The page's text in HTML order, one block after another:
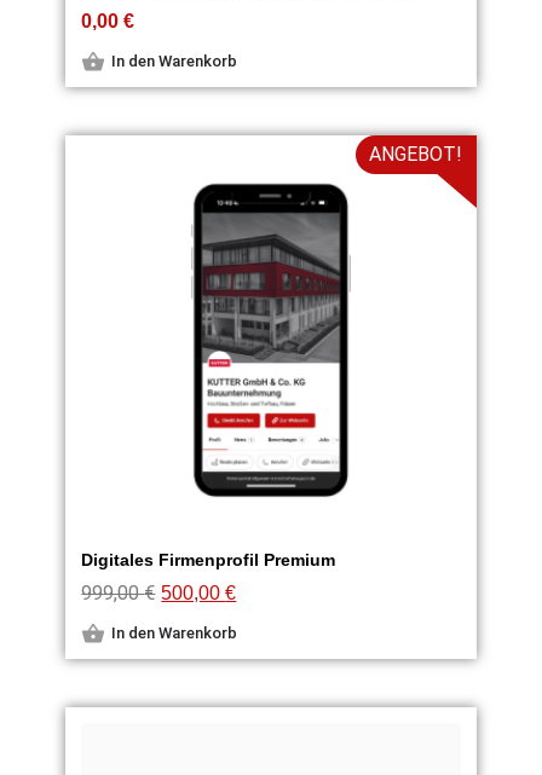
0,00€
In den Warenkorb
ANGEBOT!
Digitales Firmenprofil Premium
999,00€ 500,00€
In den Warenkorb